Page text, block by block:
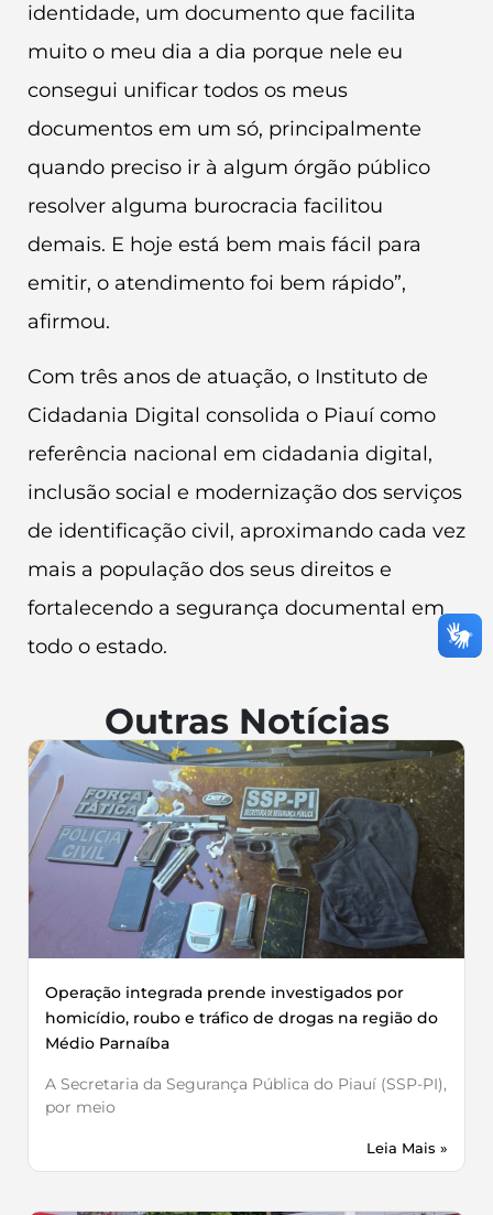
identidade, um documento que facilita
muito o meu dia a dia porque nele eu
consegui unificar todos os meus
documentos em um só, principalmente
quando preciso ir à algum órgão público
resolver alguma burocracia facilitou
demais. E hoje está bem mais fácil para
emitir, o atendimento foi bem rápido”,
afirmou.
Com três anos de atuação, o Instituto de
Cidadania Digital consolida o Piauí como
referência nacional em cidadania digital,
inclusão social e modernização dos serviços
de identificação civil, aproximando cada vez
mais a população dos seus direitos e
fortalecendo a segurança documental em
todo o estado.
Outras Notícias
Operação integrada prende investigados por
homicídio, roubo e tráfico de drogas na região do
Médio Parnaíba
A Secretaria da Segurança Pública do Piauí (SSP-PI),
por meio
Leia Mais »